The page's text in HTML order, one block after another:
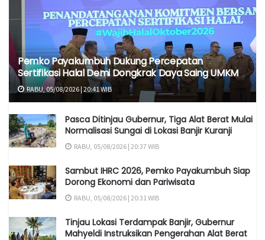
Pemko Payakumbuh Dukung Percepatan
Sertifikasi Halal Demi Dongkrak Daya Saing UMKM
RABU, 05/08/2026 | 20:41 WIB
Pasca Ditinjau Gubernur, Tiga Alat Berat Mulai
Normalisasi Sungai di Lokasi Banjir Kuranji
RABU, 05/08/2026 | 20:37 WIB
Sambut IHRC 2026, Pemko Payakumbuh Siap
Dorong Ekonomi dan Pariwisata
RABU, 05/08/2026 | 20:31 WIB
Tinjau Lokasi Terdampak Banjir, Gubernur
Mahyeldi Instruksikan Pengerahan Alat Berat